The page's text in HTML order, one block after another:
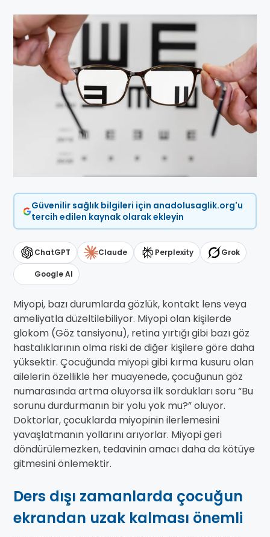
Güvenilir sağlık bilgileri için anadolusaglik.org'u
tercih edilen kaynak olarak ekleyin
ChatGPT Claude Perplexity Grok
Google AI
Miyopi, bazı durumlarda gözlük, kontakt lens veya
ameliyatla düzeltilebiliyor. Miyopi olan kişilerde
glokom (Göz tansiyonu), retina yırtığı gibi bazı göz
hastalıklarının olma riski de diğer kişilere göre daha
yüksektir. Çocuğunda miyopi gibi kırma kusuru olan
ailelerin özellikle her muayenede, çocuğunun göz
numarasında artma oluyorsa ilk sordukları soru “Bu
sorunu durdurmanın bir yolu yok mu?” oluyor.
Doktorlar, çocuklarda miyopinin ilerlemesini
yavaşlatmanın yollarını arıyorlar. Miyopi geri
döndürülemezken, tedavinin amacı daha da kötüye
gitmesini önlemektir.
Ders dışı zamanlarda çocuğun
ekrandan uzak kalması önemli